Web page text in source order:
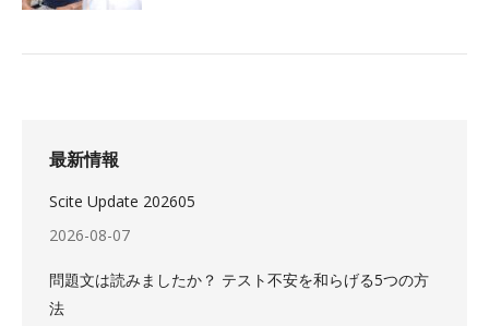
最新情報
Scite Update 202605
2026-08-07
問題文は読みましたか？ テスト不安を和らげる5つの方
法